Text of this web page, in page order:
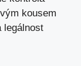
kousem
legálnost